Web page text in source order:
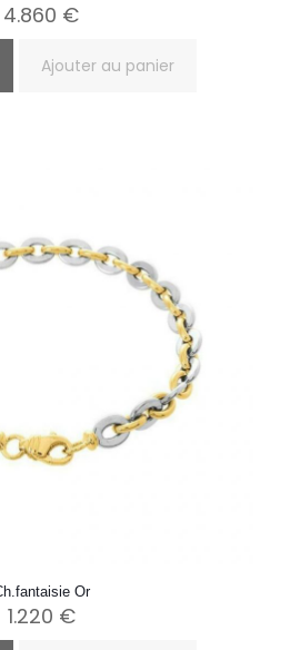
4.860 €
Ajouter au panier
Or
1.220 €